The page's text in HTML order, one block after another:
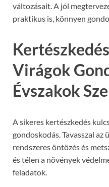
változásait. A jól
praktikus is, könnyen
Virágok
Évszakok
A sikeres kertészkedés
gondoskodás. Tavasszal az
rendszeres öntözés és
és télen a növények
feladatok.